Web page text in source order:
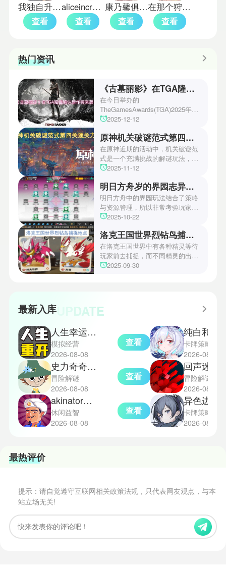
我独自升级arise汉化版
查看
aliceincradle移植版
查看
康乃馨俱乐部全cg解锁版
查看
在那个狩猎怪兽的村子里汉化版
查看
热门资讯
《古墓丽影》在TGA隆重确认新作将来袭！
在今日举办的
TheGamesAwards(TGA)2025年度
游戏颁奖典礼中，古墓丽影系列公
场资讯让众多玩家们都非常期待！
本次官方也宣布游戏将于2027年登
陆PS5、Xbox以及PC平台！有兴
趣的玩家们可以继续留守鲶鱼网！
2025-12-12
原神机关破谜范式第四关通关方法
在原神近期的活动中，机关破谜范
式是一个充满挑战的解谜玩法，其
中第四关是许多玩家遇到困难的地
机关破谜范式第四关通关方法，助
玩家们能够顺利通关！有兴趣的玩
家们快来一起看看吧！
2025-11-12
明日方舟岁的界园志异攻略
明日方舟中的界园玩法结合了策略
与资源管理，所以非常考验玩家的
操作和规划能力。游戏里拥有先
丰富多样的角色体系足以满足不同
战术需求。电表倒转是界园中的核
心挑战之一，玩家需合理利用通宝
和特殊钱币进行资源转换。明日方
乐趣和探索深度，丰富了玩家的游
2025-10-22
洛克王国世界烈钻鸟捕捉地点
在洛克王国世界中有各种精灵等待
玩家前去捕捉，而不同精灵的出现
地点和捕捉方式也各不相同。有少
2025-09-30
最新入库UPDATE
人生幸运岛重开模拟器
模拟经营
2026-08-08
查看
史力奇奇遇记中文版
冒险解谜
2026-08-08
查看
akinator神灯猜人名
休闲益智
2026-08-08
查看
卡牌策略
2026-08-08
冒险解谜
2026-08-08
卡牌策略
2026-08-08
最热评价
提示：请自觉遵守互联网相关政策法规，只代表网友观点，与本
站立场无关!